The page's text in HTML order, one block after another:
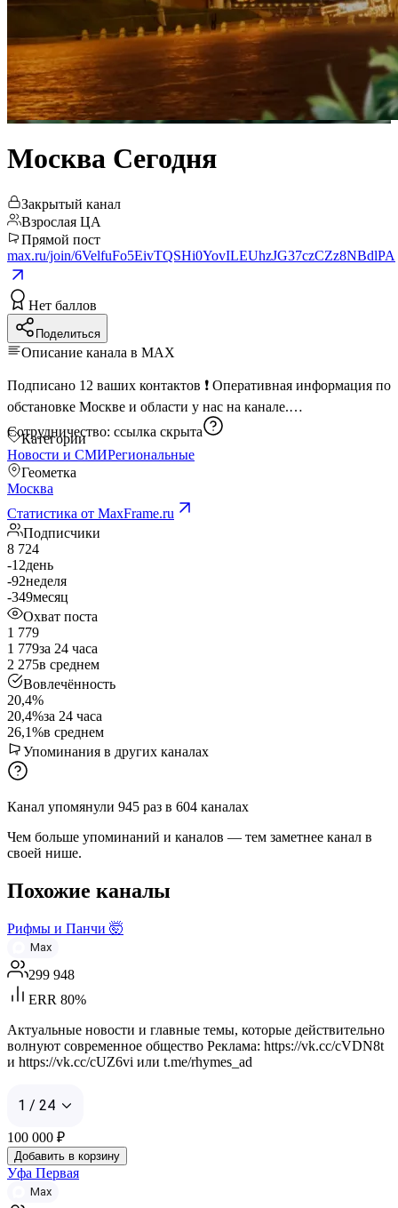
Москва Сегодня
Закрытый канал
Взрослая ЦА
Прямой пост
max.ru/join/6VelfuFo5EivTQSHi0YovILEUhzJG37czCZz8NBdlPA
Нет баллов
Поделиться
Описание канала в MAX
Подписано 12 ваших контактов ❗️ Оперативная информация по
обстановке Москве и области у нас на канале.
Сотрудничество: ссылка скрыта
Категории
Новости и СМИРегиональные
Геометка
Москва
Статистика от MaxFrame.ru
Подписчики
8 724
-12день
-92неделя
-349месяц
Охват поста
1 779
1 779за 24 часа
2 275в среднем
Вовлечённость
20,4%
20,4%за 24 часа
26,1%в среднем
Упоминания в других каналах
Канал упомянули 945 раз в 604 каналах
Чем больше упоминаний и каналов — тем заметнее канал в
своей нише.
Похожие каналы
Рифмы и Панчи 🤯
Max
299 948
ERR 80%
Актуальные новости и главные темы, которые действительно
волнуют современное общество Реклама: https://vk.cc/cVDN8t
и https://vk.cc/cUZ6vi или t.me/rhymes_ad
1 / 24
100 000 ₽
Добавить в корзину
Уфа Первая
Max